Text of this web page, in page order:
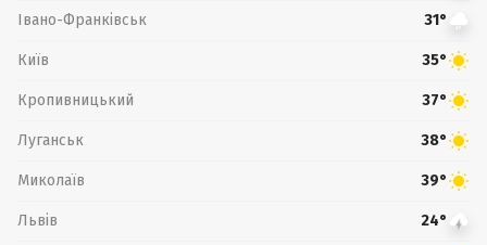
Івано-Франківськ 31°
Київ 35°
Кропивницький 37°
Луганськ 38°
Миколаїв 39°
Львів 24°